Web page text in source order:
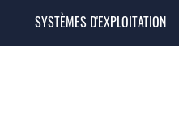
SYSTÈMES D'EXPLOITATION